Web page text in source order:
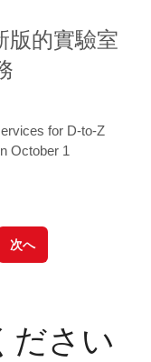
版的實驗室
for D-to-Z
October 1
次へ
ださい